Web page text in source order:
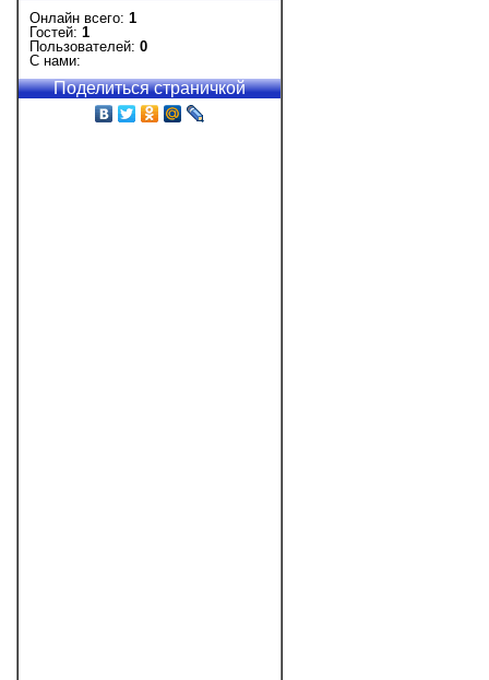
Онлайн всего: 1
Гостей: 1
Пользователей: 0
С нами:
Поделиться страничкой